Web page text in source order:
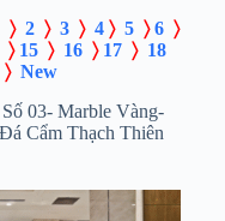
〉2 〉 3〉 4〉 5〉6〉
〉15 〉16 〉 17〉 18
New
03- Marble Vàng-
Cẩm Thạch Thiên